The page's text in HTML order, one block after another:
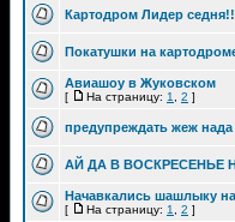
Картодром Лидер
Покатушки на
Авиашоу в Жуковском
[ На страницу: 1 2 ]
предупреждать жеж нада
АЙ ДА В ВОСКРЕСЕНЬЕ
Начавкались шашлыку
[ На страницу: 1 2 ]